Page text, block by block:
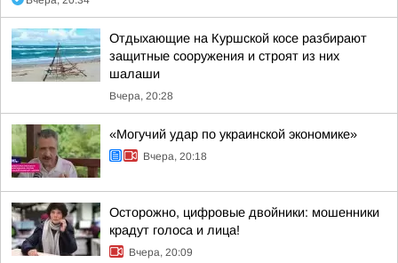
Отдыхающие на Куршской косе разбирают
защитные сооружения и строят из них
шалаши
Вчера, 20:28
«Могучий удар по украинской экономике»
Вчера, 20:18
Осторожно, цифровые двойники: мошенники
крадут голоса и лица!
Вчера, 20:09